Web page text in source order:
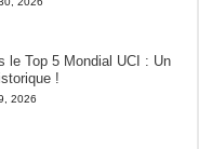
le Top 5 Mondial UCI : Un
!
2026